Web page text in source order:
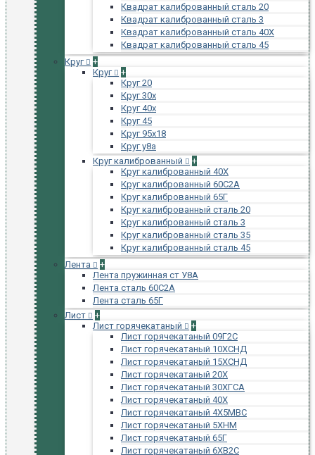
Квадрат калиброванный сталь 20
Квадрат калиброванный сталь 3
Квадрат калиброванный сталь 40Х
Квадрат калиброванный сталь 45
Круг
+
Круг
+
Круг 20
Круг 30х
Круг 40х
Круг 45
Круг 95х18
Круг у8а
Круг калиброванный
+
Круг калиброванный 40Х
Круг калиброванный 60С2А
Круг калиброванный 65Г
Круг калиброванный сталь 20
Круг калиброванный сталь 3
Круг калиброванный сталь 35
Круг калиброванный сталь 45
Лента
+
Лента пружинная ст У8А
Лента сталь 60С2А
Лента сталь 65Г
Лист
+
Лист горячекатаный
+
Лист горячекатаный 09Г2С
Лист горячекатаный 10ХСНД
Лист горячекатаный 15ХСНД
Лист горячекатаный 20Х
Лист горячекатаный 30ХГСА
Лист горячекатаный 40Х
Лист горячекатаный 4Х5МВС
Лист горячекатаный 5ХНМ
Лист горячекатаный 65Г
Лист горячекатаный 6ХВ2С